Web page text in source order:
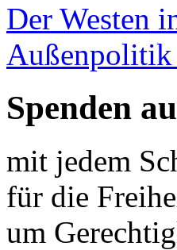
Der Westen
Spenden
mit jedem
für die
um